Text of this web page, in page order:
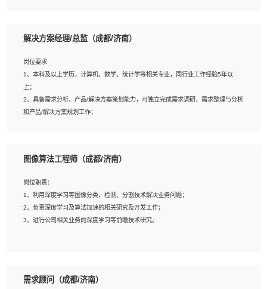
岗位要求：
1、全日制统招本科及以上学历，计算机相关专业毕业，5年以上开发工作经验；
2、具有扎实的java编程功底和良好的编码习惯，有分布式、多线程及高并发系统开
发经验和性能调优经验尤佳；熟悉JVM调优；掌握基础中间件、基础架构方案和云
平台、云产品功能特性，熟练使用相关平台的功能和了解其背后实现机制；
研发管理流程建设经验；
种常用框架和技术Springboot、Shiro、springcloud等；熟悉Linux常用命令和了解
常用脚本语言，较丰富的线上系统运维经验，复杂问题排查思路清晰。
解决方案经理/总监（成都/济南）
岗位要求
1、本科及以上学历，计算机、数学、统计学等相关专业，同行业工作经验5年以
上；
2、具备需求分析、产品/解决方案策划能力，可独立完成需求调研、需求整理与分析
和产品/解决方案规划工作；
相关的解决方案，包括视频分析、图像识别、NLP、OCR、机器学习等；
AI算法框架，对人脸识别、目标检测、图像识别、OCR、NLP等AI算法有深刻理
解。具有AI平台级产品/解决方案从业经验者优先。具有大数据技术背景者优先；
6、具备良好的客户意识与沟通能力，善于学习思考、创新与团队协作，认真负责、
执行力与抗压力强。
图像算法工程师（成都/济南）
岗位职责：
1、利用深度学习等图像分类、检测、分割技术解决业务问题；
2、负责深度学习及算法加速的相关研究及开发工作；
3、进行公司相关业务的深度学习等前瞻技术研究。
2、2年以上图像处理开发经验，熟悉python和spark开发；
需求顾问（成都/济南）